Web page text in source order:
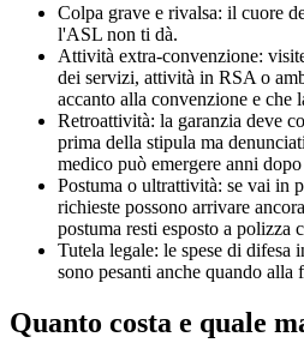
Colpa grave e rivalsa: il cuore
l'ASL non ti dà.
Attività extra-convenzione:
dei servizi, attività in RSA o
accanto alla convenzione e che
Retroattività: la garanzia deve
prima della stipula ma
medico può emergere anni
Postuma o ultrattività: se vai in
richieste possono arrivare
postuma resti esposto a polizza
Tutela legale: le spese di difesa
sono pesanti anche quando alla
Quanto costa e quale